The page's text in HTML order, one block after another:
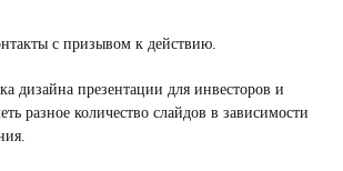
с призывом к действию.
дизайна презентации для инвесторов и
разное количество слайдов в зависимости